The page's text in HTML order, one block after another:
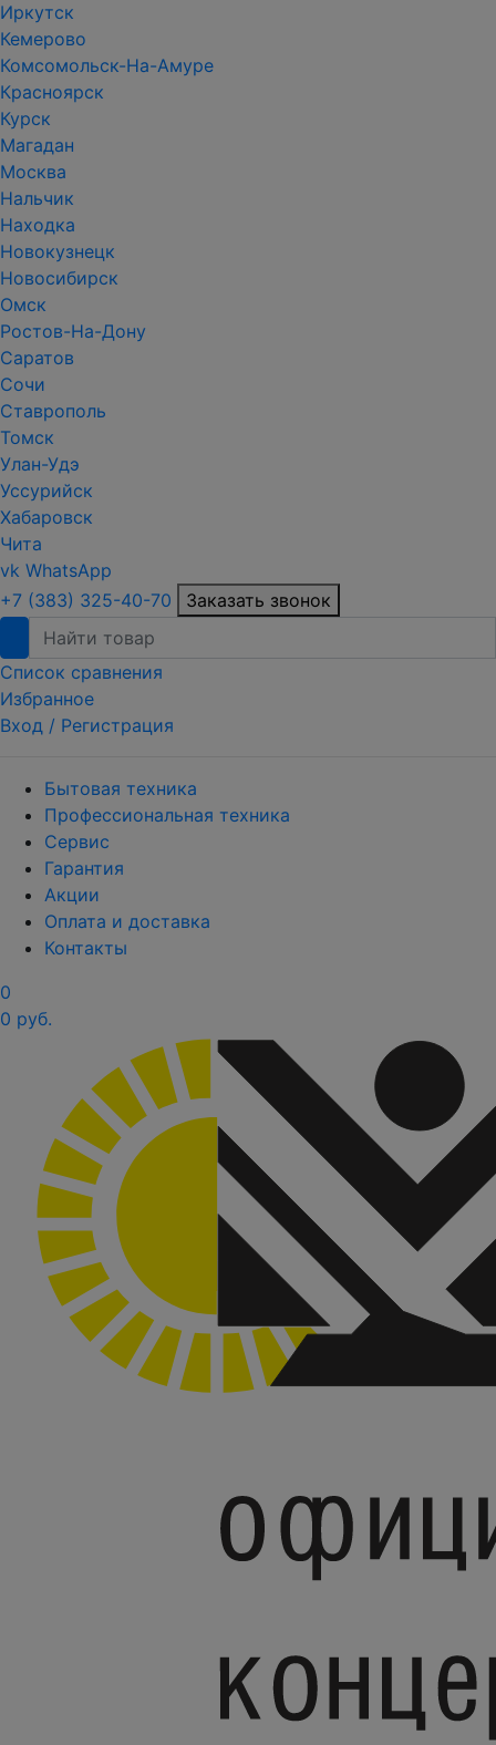
Иркутск
Кемерово
Комсомольск-На-Амуре
Красноярск
Курск
Магадан
Москва
Нальчик
Находка
Новокузнецк
Новосибирск
Омск
Ростов-На-Дону
Саратов
Сочи
Ставрополь
Томск
Улан-Удэ
Уссурийск
Хабаровск
Чита
vk WhatsApp
+7 (383) 325-40-70
Заказать звонок
Список сравнения
Избранное
Вход / Регистрация
Бытовая техника
Профессиональная техника
Сервис
Гарантия
Акции
Оплата и доставка
Контакты
0
0 руб.